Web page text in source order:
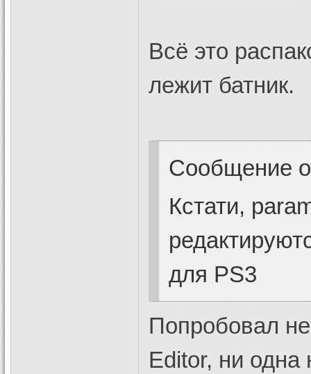
Всё это
лежит батник.
Сообщение
Кстати,
для PS3
Попробовал
Editor, ни